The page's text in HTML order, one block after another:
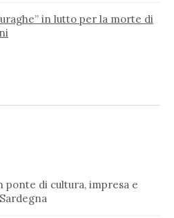
in lutto per la morte di
ponte di cultura, impresa e